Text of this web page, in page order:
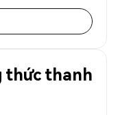
thức thanh